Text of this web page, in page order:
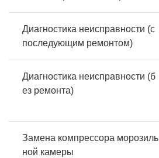
Диагностика неисправности (с
последующим ремонтом)
Диагностика неисправности (б
ез ремонта)
Замена компрессора морозиль
ной камеры